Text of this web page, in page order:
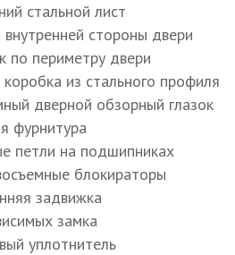
мм
мм
блокираторы
напыление
напыление
стальной лист
стороны двери
по периметру двери
из стального профиля
дверной обзорный глазок
фурнитура
петли на подшипниках
блокираторы
задвижка
замка
уплотнитель